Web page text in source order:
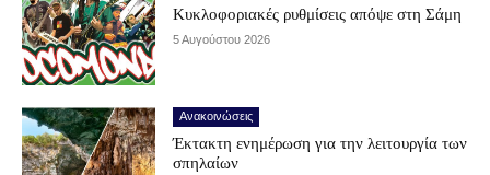
Κυκλοφοριακές ρυθμίσεις απόψε στη Σάμη
5 Αυγούστου 2026
Ανακοινώσεις
Έκτακτη ενημέρωση για την λειτουργία των
σπηλαίων